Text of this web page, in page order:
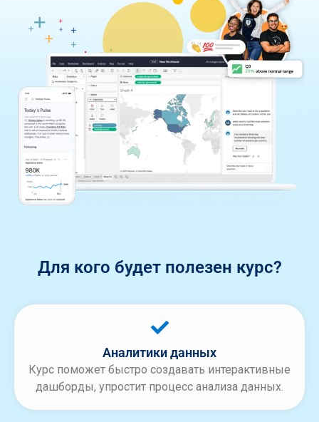
Для кого будет полезен курс?
Аналитики данных
Курс поможет быстро создавать интерактивные
дашборды, упростит процесс анализа данных.